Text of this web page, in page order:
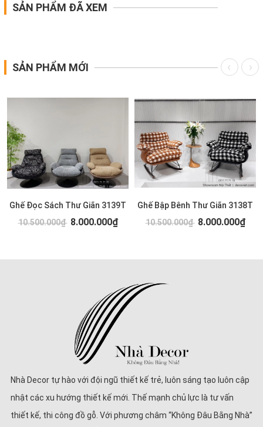
SẢN PHẨM ĐÃ XEM
SẢN PHẨM MỚI
Ghế Đọc Sách Thư Giãn 3139T
10.500.000₫ 8.000.000₫
Ghế Bập Bênh Thư Giãn 3138T
10.500.000₫ 8.000.000₫
Nhà Decor tự hào với đội ngũ thiết kế trẻ, luôn sáng tạo luôn cập
nhật các xu hướng thiết kế mới. Thế mạnh chủ lực là tư vấn
thiết kế, thi công đồ gỗ. Với phương châm “Không Đâu Bằng Nhà”